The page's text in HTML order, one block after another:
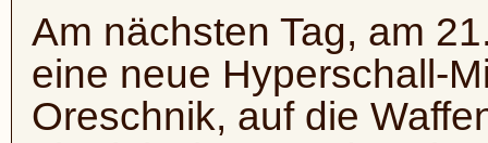
Am nächsten Tag, am
eine neue Hyperschall-
Oreschnik, auf die